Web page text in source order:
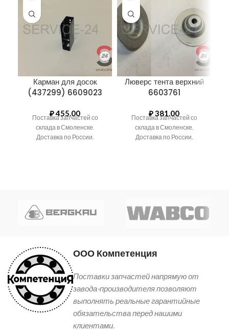
Карман для досок
(437299) 6609023
₽455.00
Поставка запчастей со
склада в Смоленске.
Доставка по России.
Люверс тента верхний
6603761
₽381.00
Поставка запчастей со
склада в Смоленске.
Доставка по России.
ООО Компетенция
Поставки запчастей напрямую от
завода-производителя позволяют
выполнять реальные гарантийные
обязательства перед нашими
клиентами.